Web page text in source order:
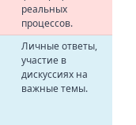
реальных
процессов.
Личные ответы,
участие в
дискуссиях на
важные темы.